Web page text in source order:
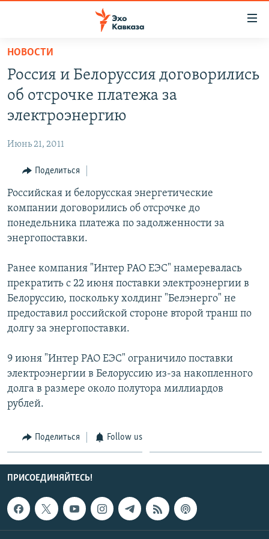
Вернуться
основному
содержанию
главной
Вернутся
поиску
ТБИЛИСИ
ВЕСЬ КАВКАЗ
СЕВЕРНЫЙ КАВКАЗ
АРМЕНИЯ
АЗЕРБАЙДЖАН
ТЕМЫ
ПОЛИТИКА
ЭКОНОМИКА
ОБЩЕСТВО
СПОРТ
МИР
РУБРИКИ
НЕКРУГЛЫЙ СТОЛ
ГОСТЬ НЕДЕЛИ
БЛОГИ
ГОЛОСА
ЧИТАЕМ ПРЕССУ
МУЛЬТИМЕДИА
ВИДЕО
АУДИО
АРХИВ РАДИОПРОГРАММЫ
ПРИСОЕДИНЯЙТЕСЬ!
Все сайты РСЕ/РС
НОВОСТИ
Россия и Белоруссия договорились
об отсрочке платежа за
электроэнергию
Июнь 21, 2011
Поделиться
Российская и белорусская энергетические
компании договорились об отсрочке до
понедельника платежа по задолженности за
энергопоставки.
Ранее компания "Интер РАО ЕЭС" намеревалась
прекратить с 22 июня поставки электроэнергии в
Белоруссию, поскольку холдинг "Белэнерго" не
предоставил российской стороне второй транш по
долгу за энергопоставки.
9 июня "Интер РАО ЕЭС" ограничило поставки
электроэнергии в Белоруссию из-за накопленного
долга в размере около полутора миллиардов
рублей.
Поделиться Follow us
ПРИСОЕДИНЯЙТЕСЬ!